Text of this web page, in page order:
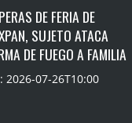
DE FERIA DE
SUJETO ATACA
DE FUEGO A FAMILIA
2026-07-26T10:00